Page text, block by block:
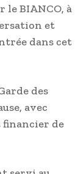
le BIANCO, à
et
dans cet
des
avec
de